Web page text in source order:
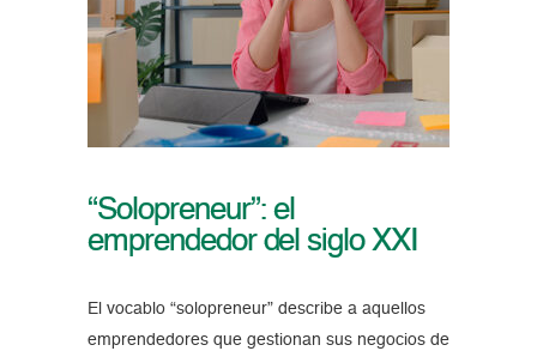
“Solopreneur”: el
emprendedor del siglo XXI
El vocablo “solopreneur” describe a aquellos
emprendedores que gestionan sus negocios de